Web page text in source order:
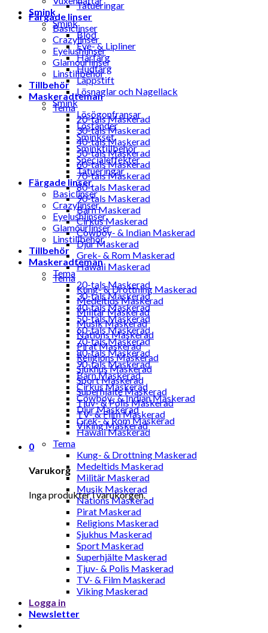
Tatueringar
Färgade linser
Basiclinser
Crazylinser
Eyelushlinser
Glamourlinser
Linstillbehör
Tillbehör
Maskeradteman
Tema
20-tals Maskerad
30-tals Maskerad
40-tals Maskerad
50-tals Maskerad
60-tals Maskerad
70-tals Maskerad
80-tals Maskerad
90-tals Maskerad
Barn Maskerad
Cirkus Maskerad
Cowboy- & Indian Maskerad
Djur Maskerad
Grek- & Rom Maskerad
Hawaii Maskerad
Tema
Kung- & Drottning Maskerad
Medeltids Maskerad
Militär Maskerad
Musik Maskerad
Nations Maskerad
Pirat Maskerad
Religions Maskerad
Sjukhus Maskerad
Sport Maskerad
Superhjälte Maskerad
Tjuv- & Polis Maskerad
TV- & Film Maskerad
Viking Maskerad
0
Varukorg
Inga produkter i varukorgen.
Smink
Smink
Blod
Eye- & Lipliner
Hårfärg
Hudfärg
Läppstift
Lösnaglar och Nagellack
Smink
Lösögonfransar
Löständer
Sminkset
Sminktillbehör
Specialeffekter
Tatueringar
Färgade linser
Basiclinser
Crazylinser
Eyelushlinser
Glamourlinser
Linstillbehör
Tillbehör
Maskeradteman
Tema
20-tals Maskerad
30-tals Maskerad
40-tals Maskerad
50-tals Maskerad
60-tals Maskerad
70-tals Maskerad
80-tals Maskerad
90-tals Maskerad
Barn Maskerad
Cirkus Maskerad
Cowboy- & Indian Maskerad
Djur Maskerad
Grek- & Rom Maskerad
Hawaii Maskerad
Tema
Kung- & Drottning Maskerad
Medeltids Maskerad
Militär Maskerad
Musik Maskerad
Nations Maskerad
Pirat Maskerad
Religions Maskerad
Sjukhus Maskerad
Sport Maskerad
Superhjälte Maskerad
Tjuv- & Polis Maskerad
TV- & Film Maskerad
Viking Maskerad
Logga in
Newsletter